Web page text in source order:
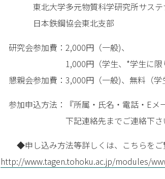
東北大学多元物質科学研究所サステナ
日本鉄鋼協会東北支部
研究会参加費：2,000円（一般)、
1,000円（学生、*学生に限りテキ
懇親会参加費：3,000円（一般)、無料（学
参加申込方法：『所属・氏名・電話・Eメ
下記連絡先までご連絡下さい。
◆申し込み方法等詳しくは、こちらをご
http://www.tagen.tohoku.ac.jp/modules/